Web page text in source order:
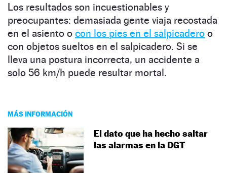
Los resultados son incuestionables y
preocupantes: demasiada gente viaja recostada
en el asiento o con los pies en el salpicadero o
con objetos sueltos en el salpicadero. Si se
lleva una postura incorrecta, un accidente a
solo 56 km/h puede resultar mortal.
MÁS INFORMACIÓN
El dato que ha hecho saltar
las alarmas en la DGT